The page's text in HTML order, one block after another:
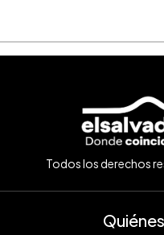
Todos los derechos